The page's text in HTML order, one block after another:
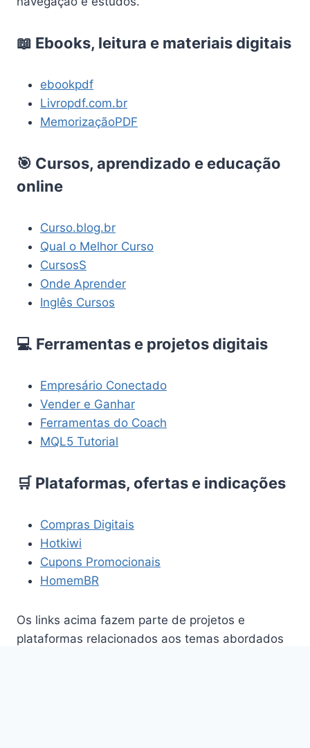
📖 Ebooks, leitura e materiais digitais
ebookpdf
Livropdf.com.br
MemorizaçãoPDF
🎯 Cursos, aprendizado e educação
online
Curso.blog.br
Qual o Melhor Curso
CursosS
Onde Aprender
Inglês Cursos
💻 Ferramentas e projetos digitais
Empresário Conectado
Vender e Ganhar
Ferramentas do Coach
MQL5 Tutorial
🛒 Plataformas, ofertas e indicações
Compras Digitais
Hotkiwi
Cupons Promocionais
HomemBR
Os links acima fazem parte de projetos e
plataformas relacionados aos temas abordados